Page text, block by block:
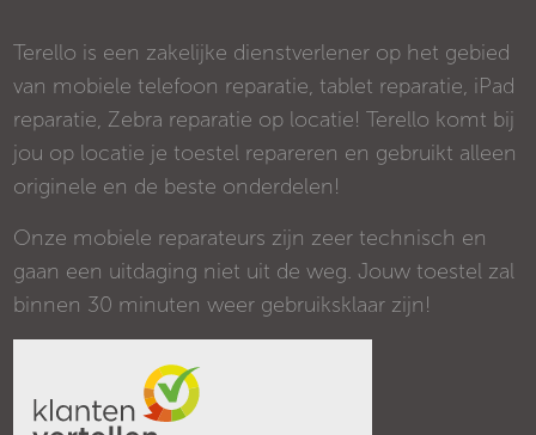
Terello is een zakelijke dienstverlener op het gebied
van mobiele telefoon reparatie, tablet reparatie, iPad
reparatie, Zebra reparatie op locatie! Terello komt bij
jou op locatie je toestel repareren en gebruikt alleen
originele en de beste onderdelen!
Onze mobiele reparateurs zijn zeer technisch en
gaan een uitdaging niet uit de weg. Jouw toestel zal
binnen 30 minuten weer gebruiksklaar zijn!